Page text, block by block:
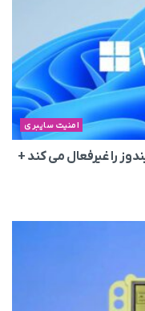
امنیت سایبری
را غیرفعال می‌ کند +